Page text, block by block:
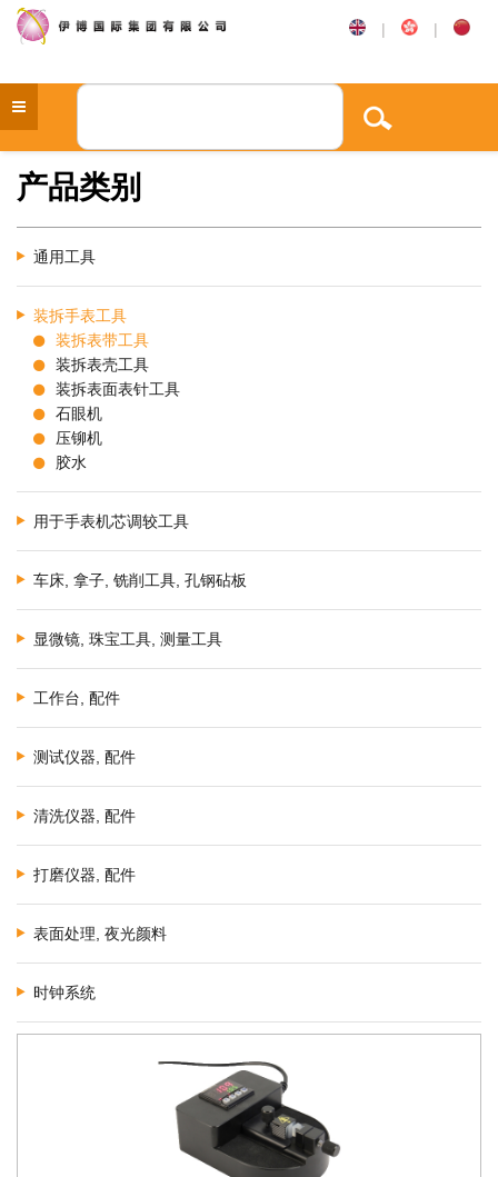
| |
产品类别
通用工具
装拆手表工具
装拆表带工具
装拆表壳工具
装拆表面表针工具
石眼机
压铆机
胶水
用于手表机芯调较工具
车床, 拿子, 铣削工具, 孔钢砧板
显微镜, 珠宝工具, 测量工具
工作台, 配件
测试仪器, 配件
清洗仪器, 配件
打磨仪器, 配件
表面处理, 夜光颜料
时钟系统